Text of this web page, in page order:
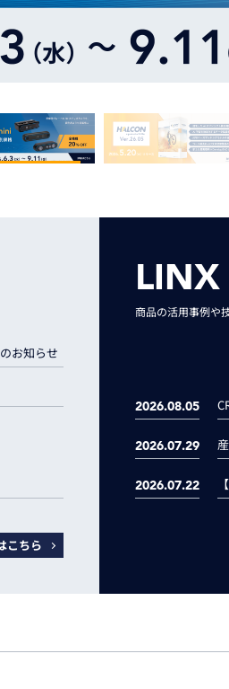
お知らせ
こちら
LINX
商品の活用事例や
2026.08.05
2026.07.29
2026.07.22